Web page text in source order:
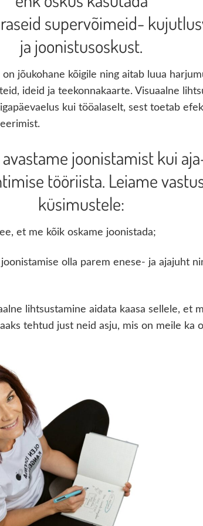
supervõimeid-
ja joonistusoskust.
jõukohane kõigile ning aitab luua
ideid ja teekonnakaarte. Visuaalne
kui tööalaselt, sest toetab
joonistamist kui
tööriista. Leiame
küsimustele:
et me kõik oskame joonistada;
olla parem enese- ja ajajuht
lihtsustamine aidata kaasa sellele, et
tehtud just neid asju, mis on meile ka